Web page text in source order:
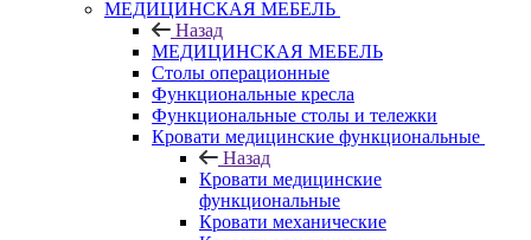
МЕДИЦИНСКАЯ МЕБЕЛЬ
Назад
МЕДИЦИНСКАЯ МЕБЕЛЬ
Столы операционные
Функциональные кресла
Функциональные столы и тележки
Кровати медицинские функциональные
Назад
Кровати медицинские
функциональные
Кровати механические